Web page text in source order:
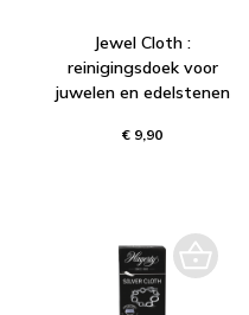
Jewel Cloth :
reinigingsdoek voor
juwelen en edelstenen
€ 9,90